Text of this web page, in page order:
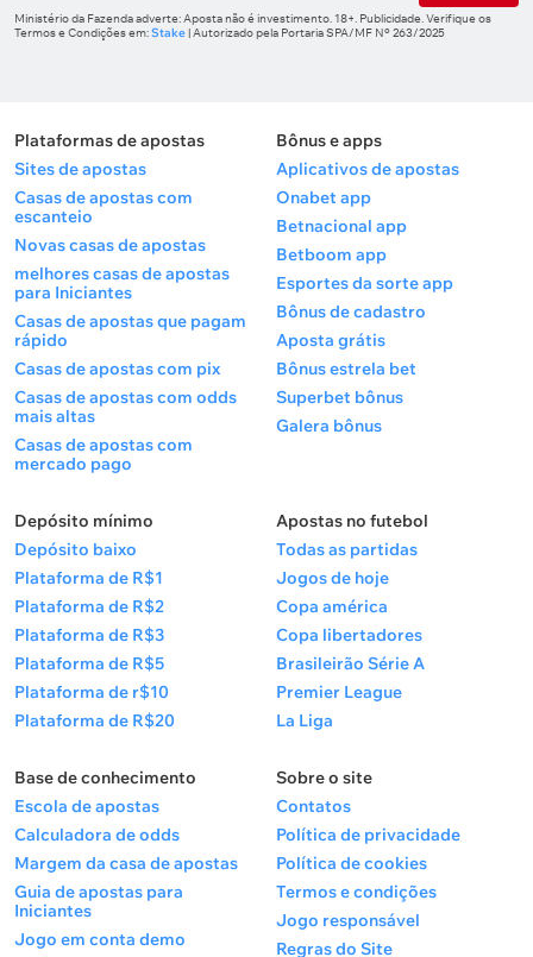
Ministério da Fazenda adverte: Aposta não é investimento. 18+. Publicidade. Verifique os
Termos e Condições em:Stake| Autorizado pela Portaria SPA/MF Nº 263/2025
Plataformas de apostas
Sites de apostas
Casas de apostas com
escanteio
Novas casas de apostas
melhores casas de apostas
para Iniciantes
Casas de apostas que pagam
rápido
Casas de apostas com pix
Casas de apostas com odds
mais altas
Casas de apostas com
mercado pago
Bônus e apps
Aplicativos de apostas
Onabet app
Betnacional app
Betboom app
Esportes da sorte app
Bônus de cadastro
Aposta grátis
Bônus estrela bet
Superbet bônus
Galera bônus
Depósito mínimo
Depósito baixo
Plataforma de R$1
Plataforma de R$2
Plataforma de R$3
Plataforma de R$5
Plataforma de r$10
Plataforma de R$20
Apostas no futebol
Todas as partidas
Jogos de hoje
Copa américa
Copa libertadores
Brasileirão Série A
Premier League
La Liga
Base de conhecimento
Escola de apostas
Calculadora de odds
Margem da casa de apostas
Guia de apostas para
Iniciantes
Jogo em conta demo
Sobre o site
Contatos
Política de privacidade
Política de cookies
Termos e condições
Jogo responsável
Regras do Site